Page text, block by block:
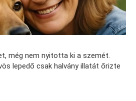
még nem nyitotta ki a szemét.
lepedő csak halvány illatát őrizte